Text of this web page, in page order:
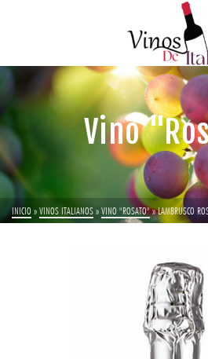
Vino
INICIO »VINOS ITALIANOS»VINO "ROSATO"»LAMBRUSCO